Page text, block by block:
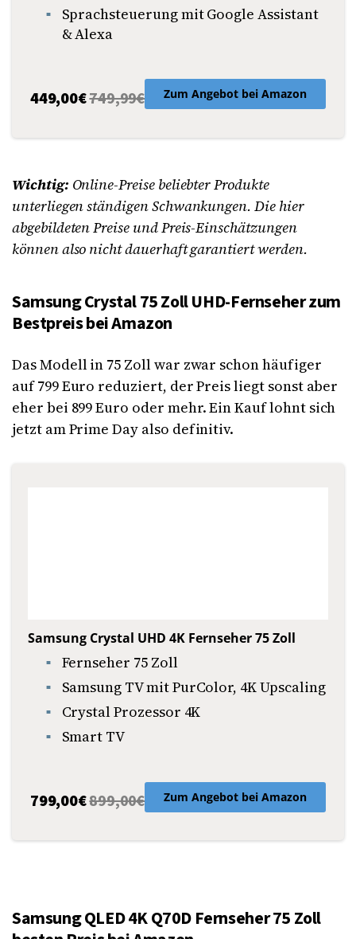
Sprachsteuerung mit Google Assistant
& Alexa
449,00€749,99€ Zum Angebot bei Amazon
Wichtig: Online-Preise beliebter Produkte
unterliegen ständigen Schwankungen. Die hier
abgebildeten Preise und Preis-Einschätzungen
können also nicht dauerhaft garantiert werden.
Samsung Crystal 75 Zoll UHD-Fernseher zum
Bestpreis bei Amazon
Das Modell in 75 Zoll war zwar schon häufiger
auf 799 Euro reduziert, der Preis liegt sonst aber
eher bei 899 Euro oder mehr. Ein Kauf lohnt sich
jetzt am Prime Day also definitiv.
Samsung Crystal UHD 4K Fernseher 75 Zoll
Fernseher 75 Zoll
Samsung TV mit PurColor, 4K Upscaling
Crystal Prozessor 4K
Smart TV
799,00€899,00€ Zum Angebot bei Amazon
Samsung QLED 4K Q70D Fernseher 75 Zoll